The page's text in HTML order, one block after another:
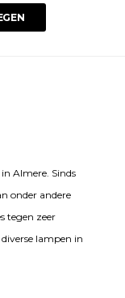
Almere. Sinds
onder andere
tegen zeer
lampen in